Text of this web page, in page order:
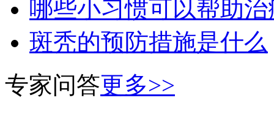
哪些小习惯可以帮助
斑秃的预防措施是什么
专家问答更多>>